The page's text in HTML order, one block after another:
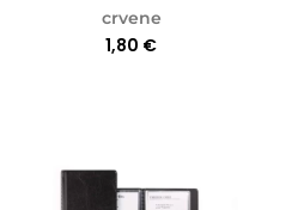
crvene
1,80 €